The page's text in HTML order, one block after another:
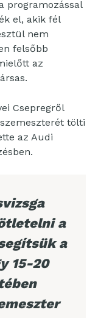
programozással
el, akik fél
nem
felsőbb
az
Csepregről
tölti
az Audi
a
a
15-20